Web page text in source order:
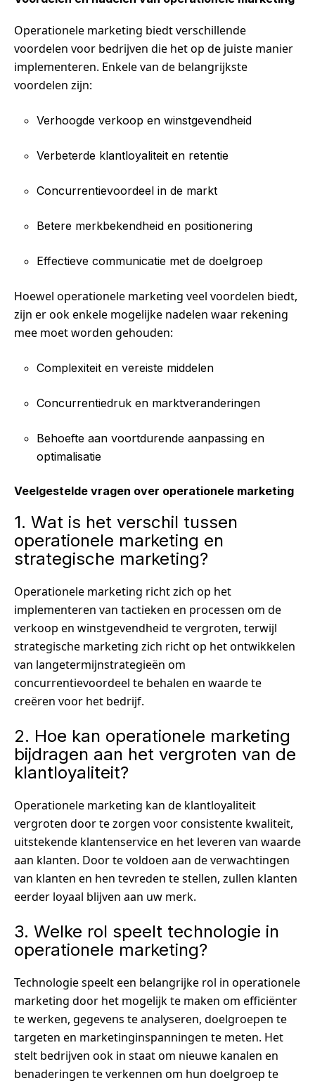
Operationele marketing biedt verschillende
voordelen voor bedrijven die het op de juiste manier
implementeren. Enkele van de belangrijkste
voordelen zijn:
Verhoogde verkoop en winstgevendheid
Verbeterde klantloyaliteit en retentie
Concurrentievoordeel in de markt
Betere merkbekendheid en positionering
Effectieve communicatie met de doelgroep
Hoewel operationele marketing veel voordelen biedt,
zijn er ook enkele mogelijke nadelen waar rekening
mee moet worden gehouden:
Complexiteit en vereiste middelen
Concurrentiedruk en marktveranderingen
Behoefte aan voortdurende aanpassing en
optimalisatie
Veelgestelde vragen over operationele marketing
1. Wat is het verschil tussen
operationele marketing en
strategische marketing?
Operationele marketing richt zich op het
implementeren van tactieken en processen om de
verkoop en winstgevendheid te vergroten, terwijl
strategische marketing zich richt op het ontwikkelen
van langetermijnstrategieën om
concurrentievoordeel te behalen en waarde te
creëren voor het bedrijf.
2. Hoe kan operationele marketing
bijdragen aan het vergroten van de
klantloyaliteit?
Operationele marketing kan de klantloyaliteit
vergroten door te zorgen voor consistente kwaliteit,
uitstekende klantenservice en het leveren van waarde
aan klanten. Door te voldoen aan de verwachtingen
van klanten en hen tevreden te stellen, zullen klanten
eerder loyaal blijven aan uw merk.
3. Welke rol speelt technologie in
operationele marketing?
Technologie speelt een belangrijke rol in operationele
marketing door het mogelijk te maken om efficiënter
te werken, gegevens te analyseren, doelgroepen te
targeten en marketinginspanningen te meten. Het
stelt bedrijven ook in staat om nieuwe kanalen en
benaderingen te verkennen om hun doelgroep te